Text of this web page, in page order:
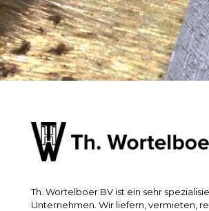
Th. Wortelboer BV ist ein sehr
Unternehmen. Wir liefern, vermieten,